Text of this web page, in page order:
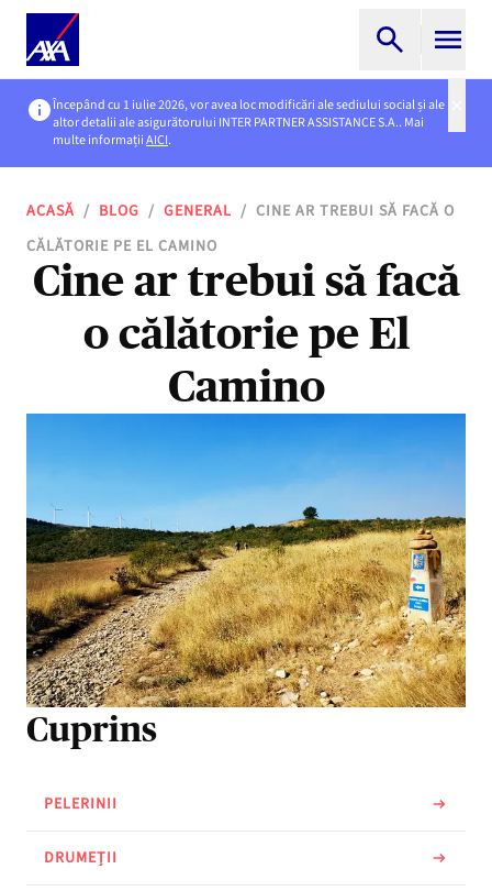
Începând cu 1 iulie 2026, vor avea loc modificări ale sediului social și ale
altor detalii ale asigurătorului INTER PARTNER ASSISTANCE S.A.. Mai
multe informațiiAICI.
ACASĂ / BLOG / GENERAL / CINE AR TREBUI SĂ FACĂ O
CĂLĂTORIE PE EL CAMINO
Cine ar trebui să facă
o călătorie pe El
Camino
Cuprins
PELERINII
DRUMEȚII